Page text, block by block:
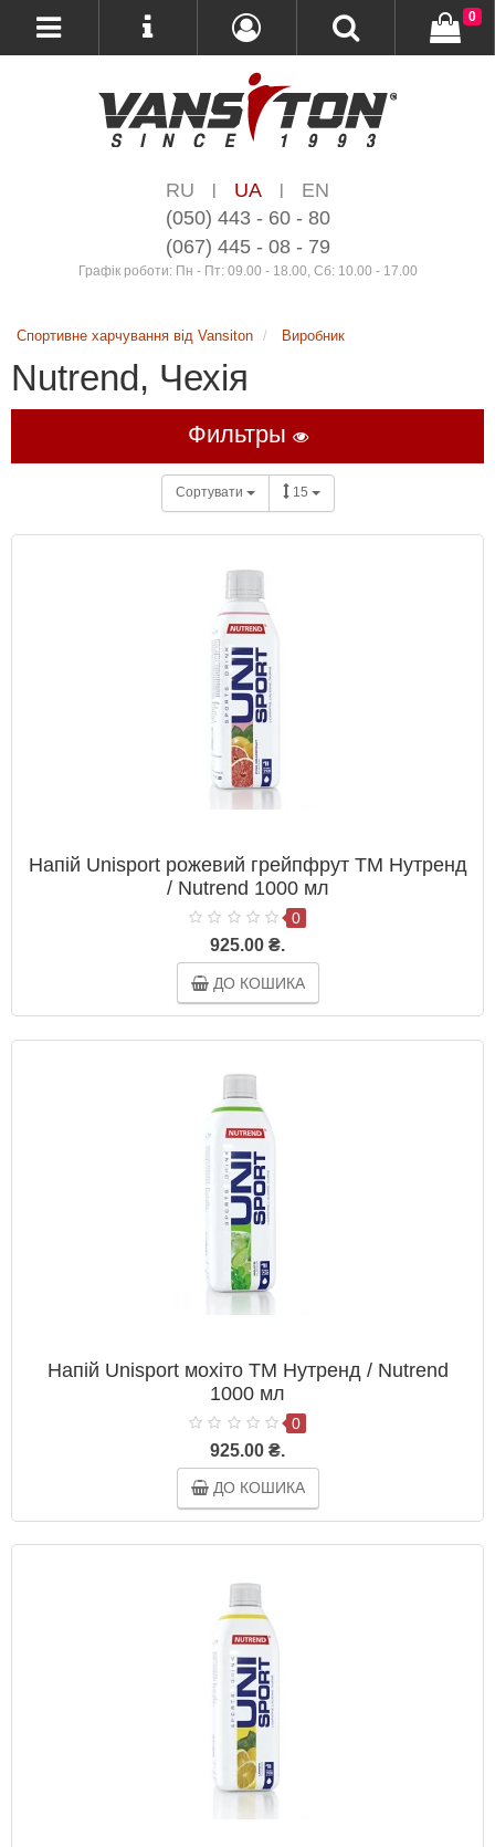
RU | UA |
EN
(050) 443 - 60 - 80
(067) 445 - 08 - 79
Графік роботи: Пн - Пт: 09.00 - 18.00, Сб: 10.00 - 17.00
0
Спортивне харчування від Vansiton Виробник
Nutrend, Чехія
Фильтры
Сортувати 15
Напій Unisport рожевий грейпфрут ТМ Нутренд
/ Nutrend 1000 мл
0
925.00 ₴.
ДО КОШИКА
Напій Unisport мохіто ТМ Нутренд / Nutrend
1000 мл
0
925.00 ₴.
ДО КОШИКА